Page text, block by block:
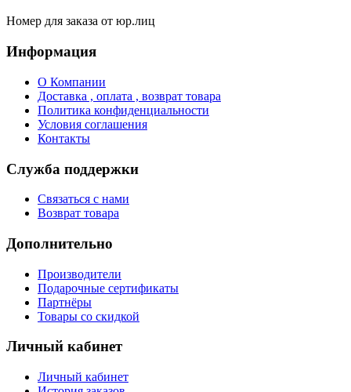
Номер для заказа от юр.лиц
Информация
О Компании
Доставка , оплата , возврат товара
Политика конфиденциальности
Условия соглашения
Контакты
Служба поддержки
Связаться с нами
Возврат товара
Дополнительно
Производители
Подарочные сертификаты
Партнёры
Товары со скидкой
Личный кабинет
Личный кабинет